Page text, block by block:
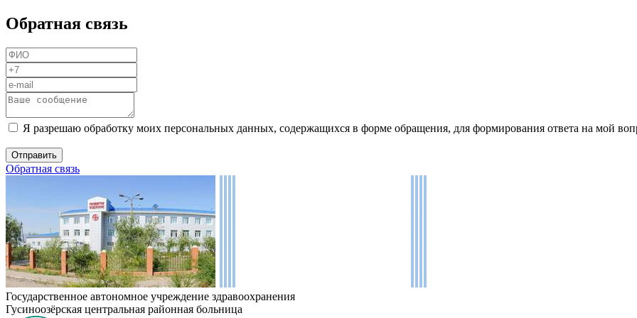
Обратная связь
Я разрешаю обработку моих персональных данных, содержащихся в форме обращения, для формирования ответа на мой
Обратная связь
Государственное автономное учреждение здравоохранения
Гусиноозёрская центральная районная больница